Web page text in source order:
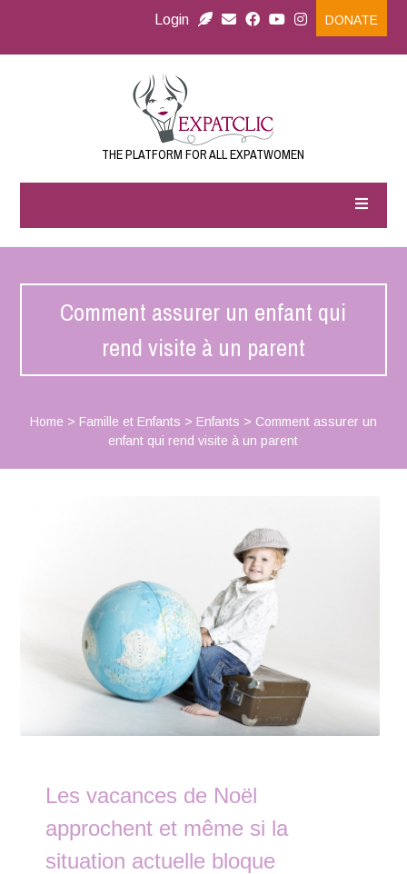
Login DONATE
THE PLATFORM FOR ALL EXPATWOMEN
Comment assurer un enfant qui
rend visite à un parent
Home > Famille et Enfants > Enfants > Comment assurer un
enfant qui rend visite à un parent
Les vacances de Noël
approchent et même si la
situation actuelle bloque